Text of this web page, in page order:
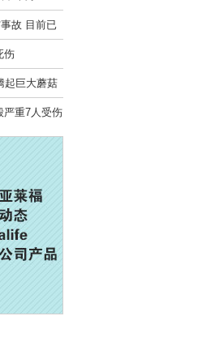
故 目前已
伤
起巨大蘑菇
严重7人受伤